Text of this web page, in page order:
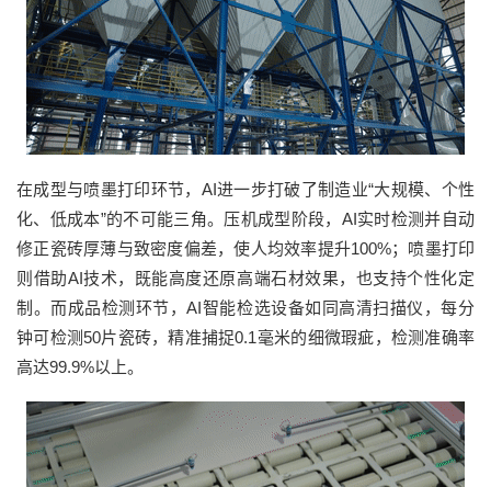
在成型与喷墨打印环节， AI进一步打破了制造业“大规模、个性
化、低成本”的不可能三角。压机成型阶段， AI实时检测并自动
修正瓷砖厚薄与致密度偏差，使人均效率提升100%；喷墨打印
则借助AI技术，既能高度还原高端石材效果，也支持个性化定
制 。而成品检测环节，AI智能检选设备如同高清扫描仪，每分
钟可检测50片瓷砖，精准捕捉0.1毫米的细微瑕疵，检测准确率
高达99.9%以上。